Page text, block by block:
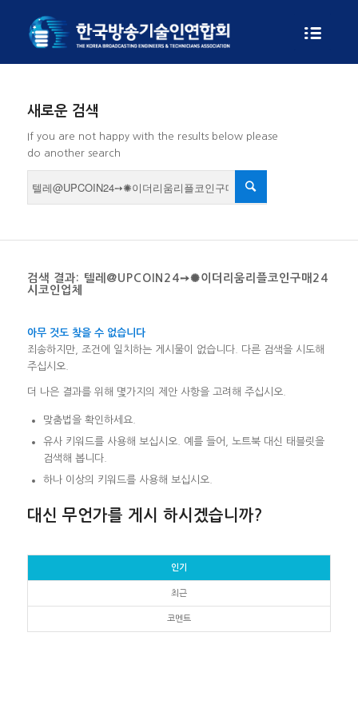
새로운 검색
If you are not happy with the results below please
do another search
검색 결과: 텔레@UPCOIN24➙✺이더리움리플코인구매24
시코인업체
아무 것도 찾을 수 없습니다
죄송하지만, 조건에 일치하는 게시물이 없습니다. 다른 검색을 시도해
주십시오.
더 나은 결과를 위해 몇가지의 제안 사항을 고려해 주십시오.
맞춤법을 확인하세요.
유사 키워드를 사용해 보십시오. 예를 들어, 노트북 대신 태블릿을
검색해 봅니다.
하나 이상의 키워드를 사용해 보십시오.
대신 무언가를 게시 하시겠습니까?
인기
최근
코멘트